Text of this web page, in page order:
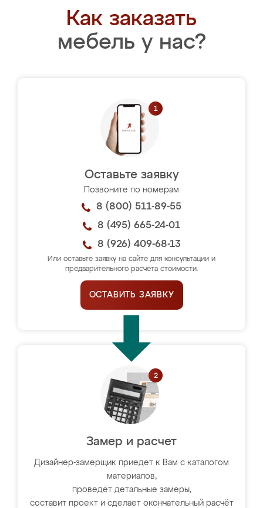
Как заказать
мебель у нас?
Оставьте заявку
Позвоните по номерам
8 (800) 511-89-55
8 (495) 665-24-01
8 (926) 409-68-13
Или оставьте заявку на сайте для консультации и
предварительного расчёта стоимости.
ОСТАВИТЬ ЗАЯВКУ
Замер и расчет
Дизайнер-замерщик приедет к Вам с каталогом
материалов,
проведёт детальные замеры,
составит проект и сделает окончательный расчёт